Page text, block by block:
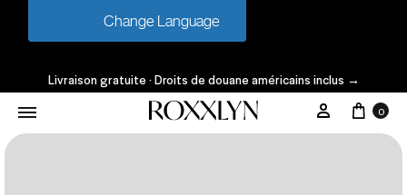
Livraison gratuite · Droits de douane américains inclus →
0